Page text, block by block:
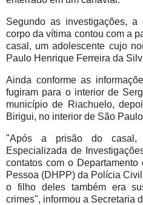
Segundo as investigações,
corpo da vítima contou com a
casal, um adolescente cujo
Paulo Henrique Ferreira da
Ainda conforme as
fugiram para o interior de
município de Riachuelo,
Birigui, no interior de São
"Após a prisão do casal,
Especializada de
contatos com o
Pessoa (DHPP) da Polícia
o filho deles também era
crimes", informou a Secretaria